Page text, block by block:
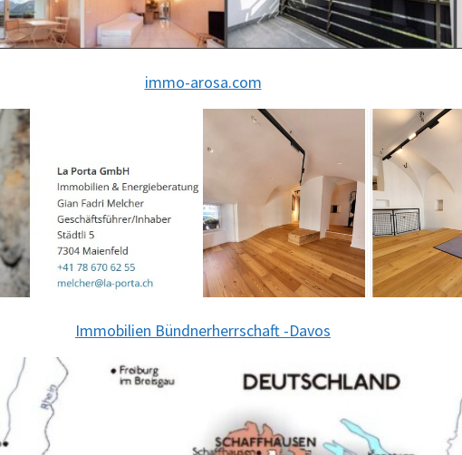
immo-arosa.com
Immobilien Bündnerherrschaft -Davos